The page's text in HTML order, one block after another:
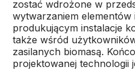
zostać wdrożone w
wytwarzaniem
produkującym instalacje
także wśród
zasilanych biomasą.
projektowanej technologii